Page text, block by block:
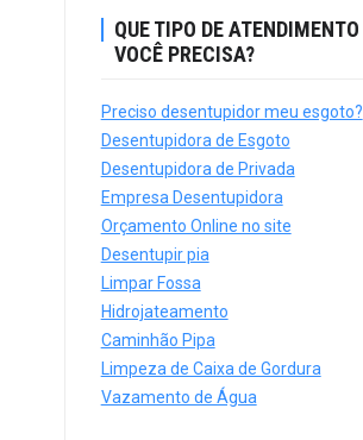
QUE TIPO DE ATENDIMENTO
VOCÊ PRECISA?
Preciso desentupidor meu esgoto?
Desentupidora de Esgoto
Desentupidora de Privada
Empresa Desentupidora
Orçamento Online no site
Desentupir pia
Limpar Fossa
Hidrojateamento
Caminhão Pipa
Limpeza de Caixa de Gordura
Vazamento de Água